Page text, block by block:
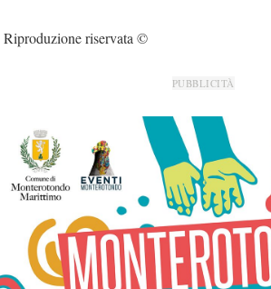
Riproduzione riservata ©
PUBBLICITÀ